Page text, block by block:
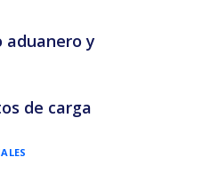
aduanero y
de carga